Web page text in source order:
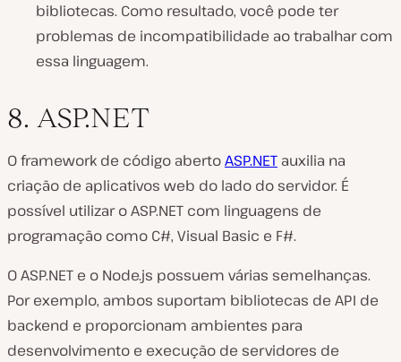
bibliotecas. Como resultado, você pode ter
problemas de incompatibilidade ao trabalhar com
essa linguagem.
8. ASP.NET
O framework de código abertoASP.NET auxilia na
criação de aplicativos web do lado do servidor. É
possível utilizar o ASP.NET com linguagens de
programação como C#, Visual Basic e F#.
O ASP.NET e o Node.js possuem várias semelhanças.
Por exemplo, ambos suportam bibliotecas de API de
backend e proporcionam ambientes para
desenvolvimento e execução de servidores de